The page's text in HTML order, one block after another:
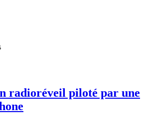
radioréveil piloté par une